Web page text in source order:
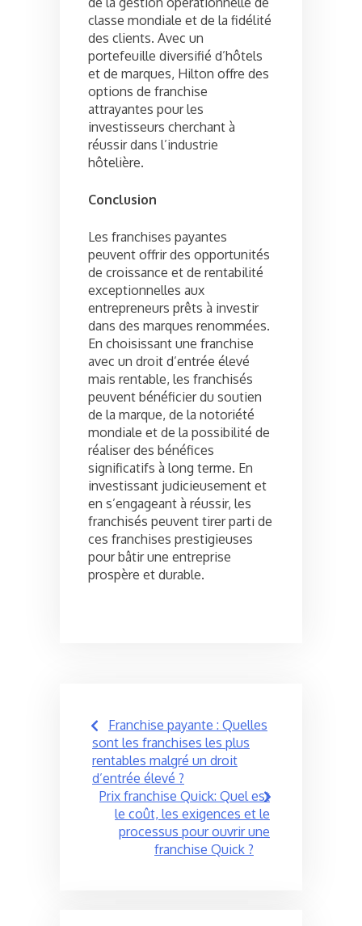
classe mondiale et de la fidélité
des clients. Avec un
portefeuille diversifié d’hôtels
et de marques, Hilton offre des
options de franchise
attrayantes pour les
investisseurs cherchant à
réussir dans l’industrie
hôtelière.
Conclusion
Les franchises payantes
peuvent offrir des opportunités
de croissance et de rentabilité
exceptionnelles aux
entrepreneurs prêts à investir
dans des marques renommées.
En choisissant une franchise
avec un droit d’entrée élevé
mais rentable, les franchisés
peuvent bénéficier du soutien
de la marque, de la notoriété
mondiale et de la possibilité de
réaliser des bénéfices
significatifs à long terme. En
investissant judicieusement et
en s’engageant à réussir, les
franchisés peuvent tirer parti de
ces franchises prestigieuses
pour bâtir une entreprise
prospère et durable.
Post
navigation
Franchise payante : Quelles
sont les franchises les plus
rentables malgré un droit
d’entrée élevé ?
Prix franchise Quick: Quel est
le coût, les exigences et le
processus pour ouvrir une
franchise Quick ?